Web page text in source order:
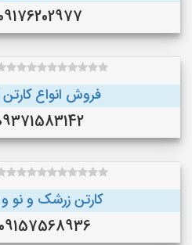
09176202977
فروش انواع
09371583142
کارتن زرشک و نو
09157568936 (بیرجند )